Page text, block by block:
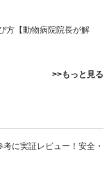
方【動物病院院長が解
>>もっと見る
に実証レビュー！安全・